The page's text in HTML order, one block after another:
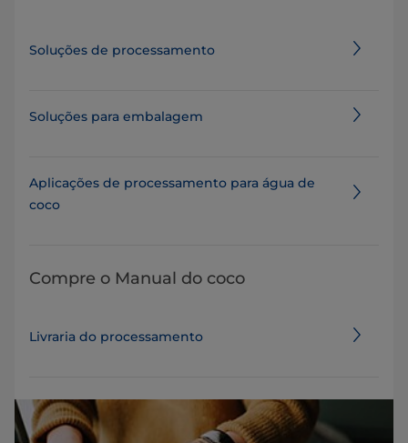
Soluções de processamento
Soluções para embalagem
​​​Aplicações de processamento para água de
coco​
Compre o Manual do coco
Livraria do processamento